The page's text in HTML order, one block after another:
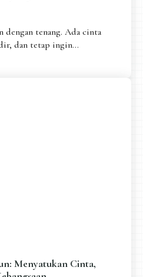
dengan tenang. Ada cinta
dan tetap ingin...
Menyatukan Cinta,